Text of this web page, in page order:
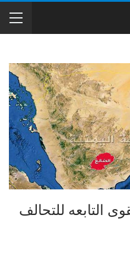
التابعه للتحالف